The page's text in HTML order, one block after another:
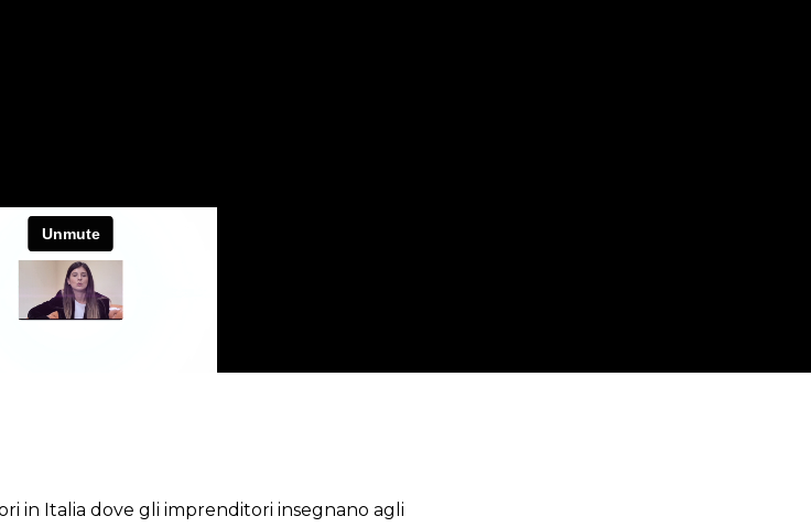
in Italia dove gli imprenditori insegnano agli